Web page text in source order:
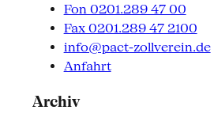
Fon 0201.289 47 00
Fax 0201.289 47 2100
info@pact-zollverein.de
Anfahrt
Archiv